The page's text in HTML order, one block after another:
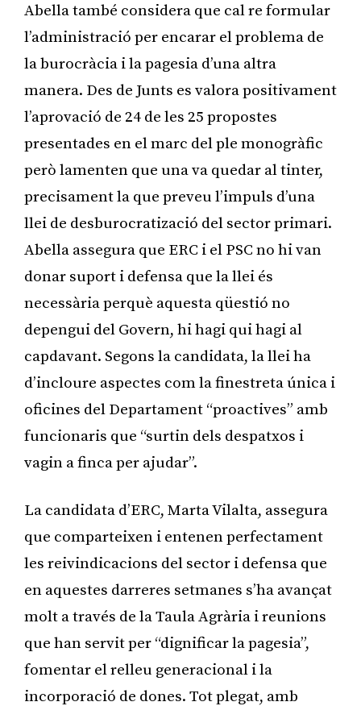
Abella també considera que cal re formular
l’administració per encarar el problema de
la burocràcia i la pagesia d’una altra
manera. Des de Junts es valora positivament
l’aprovació de 24 de les 25 propostes
presentades en el marc del ple monogràfic
però lamenten que una va quedar al tinter,
precisament la que preveu l’impuls d’una
llei de desburocratizació del sector primari.
Abella assegura que ERC i el PSC no hi van
donar suport i defensa que la llei és
necessària perquè aquesta qüestió no
depengui del Govern, hi hagi qui hagi al
capdavant. Segons la candidata, la llei ha
d’incloure aspectes com la finestreta única i
oficines del Departament “proactives” amb
funcionaris que “surtin dels despatxos i
vagin a finca per ajudar”.
La candidata d’ERC, Marta Vilalta, assegura
que comparteixen i entenen perfectament
les reivindicacions del sector i defensa que
en aquestes darreres setmanes s’ha avançat
molt a través de la Taula Agrària i reunions
que han servit per “dignificar la pagesia”,
fomentar el relleu generacional i la
incorporació de dones. Tot plegat, amb